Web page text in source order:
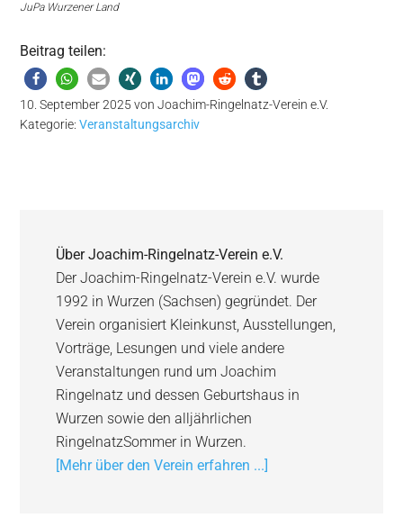
JuPa Wurzener Land
Beitrag teilen:
10. September 2025 vonJoachim-Ringelnatz-Verein e.V.
Kategorie:Veranstaltungsarchiv
ÜberJoachim-Ringelnatz-Verein e.V.
Der Joachim-Ringelnatz-Verein e.V. wurde
1992 in Wurzen (Sachsen) gegründet. Der
Verein organisiert Kleinkunst, Ausstellungen,
Vorträge, Lesungen und viele andere
Veranstaltungen rund um Joachim
Ringelnatz und dessen Geburtshaus in
Wurzen sowie den alljährlichen
RingelnatzSommer in Wurzen.
[Mehr über den Verein erfahren ...]